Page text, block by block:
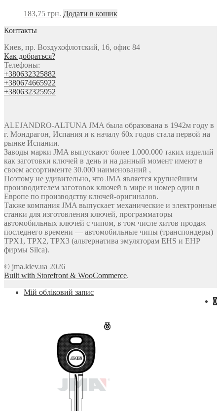
183,75 грн. Додати в кошик
Контакты
Киев, пр. Воздухофлотский, 16, офис 84
Как добраться?
Телефоны:
+380632325882
+380674665922
+380632325952
ALEJANDRO-ALTUNA JMA была образована в 1942м году в
г. Мондрагон, Испания и к началу 60х годов стала первой на
рынке Испании.
Заводы марки JMA выпускают более 1.000.000 таких изделий
как заготовки ключей в день и на данный момент имеют в
своем ассортименте 30.000 наименований ,
Поэтому не удивительно, что JMA является крупнейшим
производителем заготовок ключей в мире и номер один в
Европе по производству ключей-оригиналов.
Также компания JMA выпускает механические и электронные
станки для изготовления ключей, программаторы
автомобильных ключей с чипом, в том числе хитов продаж
последнего времени — автомобильные чипы (транспондеры)
TPX1, TPX2, TPX3 (альтернатива эмуляторам EHS и EHP
фирмы Silca).
© jma.kiev.ua 2026
Built with Storefront & WooCommerce.
Мій обліковий запис
0